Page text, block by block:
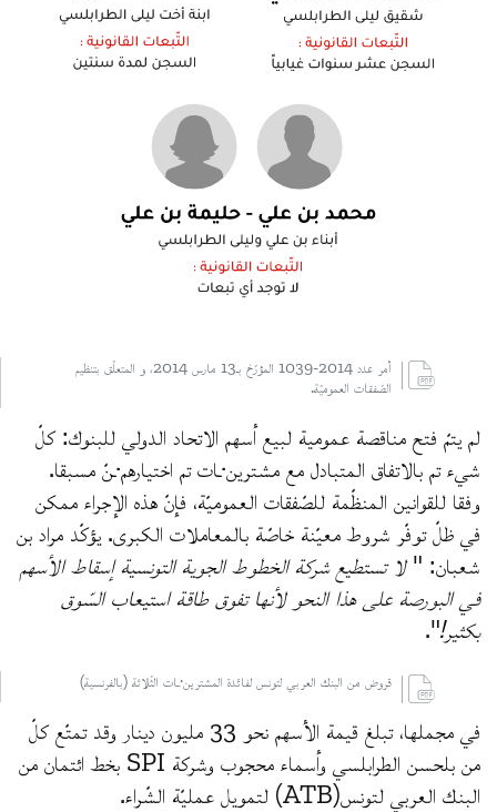
أمر عدد 2014-1039 المؤرّخ بـ13 مارس 2014، و المتعلّق بتنظيم
الصّفقات العموميّة.
لم يتمّ فتح مناقصة عمومية لبيع أسهم الاتحاد الدولي للبنوك: كلّ
شيء تم بالاتفاق المتبادل مع مشترين·ـات تم اختيارهم·ـنّ مسبقا.
وفقا للقوانين المنظّمة للصّفقات العموميّة، فإنّ هذه الإجراء ممكن
في ظلّ توفّر شروط معيّنة خاصّة بالمعاملات الكبرى. يؤكّد مراد بن
شعبان: "لا تستطيع شركة الخطوط الجوية التونسية إسقاط الأسهم
في البورصة على هذا النحو لأنها تفوق طاقة استيعاب السّوق
بكثير!".
قروض من البنك العربي لتونس لفائدة المشترين·ـات الثّلاثة (بالفرنسية)
في مجملها، تبلغ قيمة الأسهم نحو 33 مليون دينار وقد تمتّع كلّ
من بلحسن الطرابلسي وأسماء محجوب وشركة SPI بخط ائتمان من
البنك العربي لتونس(ATB) لتمويل عمليّة الشّراء.